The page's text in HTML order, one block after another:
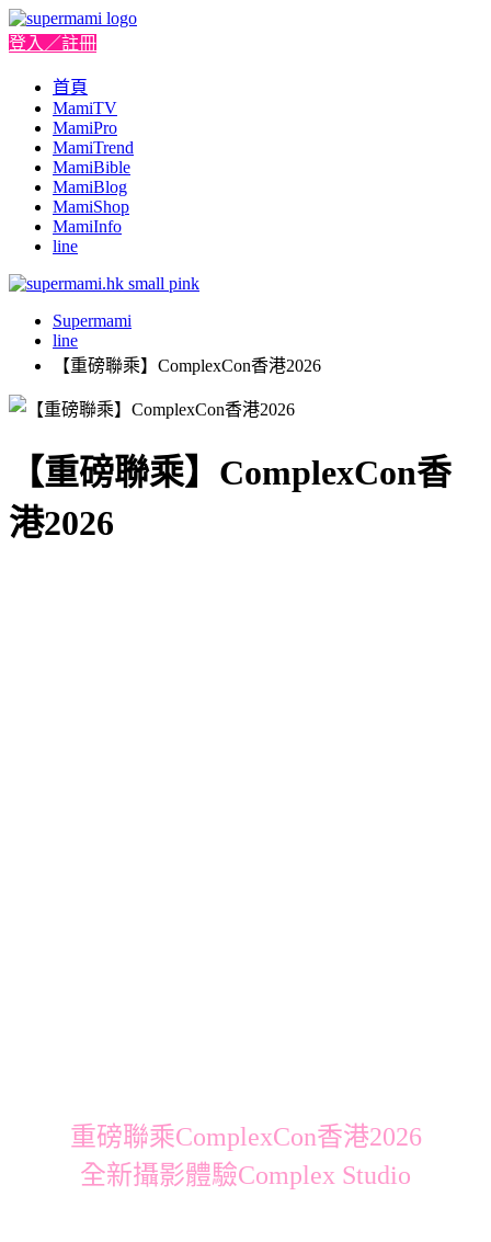
登入／註冊
首頁
MamiTV
MamiPro
MamiTrend
MamiBible
MamiBlog
MamiShop
MamiInfo
line
Supermami
line
【重磅聯乘】ComplexCon香港2026
【重磅聯乘】ComplexCon香
港2026
重磅聯乘ComplexCon香港2026
全新攝影體驗Complex Studio